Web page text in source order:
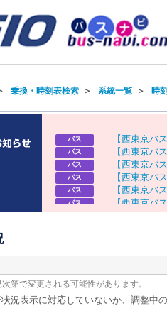
乗換・時刻表検索＞ 系統一覧＞ 時
バス 【西東京バス
バス 【西東京バス
バス 【西東京バス
バス 【西東京バス
バス 【西東京バス
バス 【西東京バス
バス 【京王バス】
第で変更される可能性があります。
況表示に対応していないか、調整中